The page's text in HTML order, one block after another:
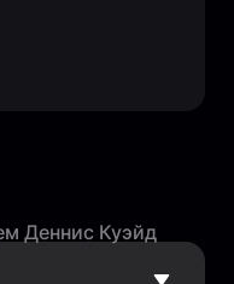
Деннис Куэйд